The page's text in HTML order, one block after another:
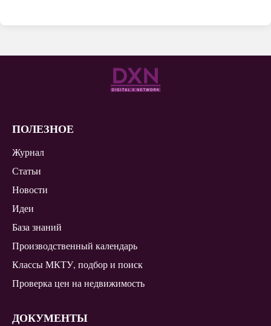
ПОЛЕЗНОЕ
Журнал
Статьи
Новости
Идеи
База знаний
Производственный календарь
Классы МКТУ, подбор и поиск
Проверка цен на недвижимость
ДОКУМЕНТЫ